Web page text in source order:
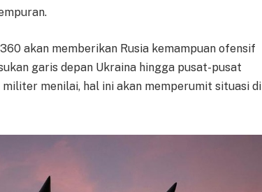
akan memberikan Rusia kemampuan ofensif
garis depan Ukraina hingga pusat-pusat
menilai, hal ini akan memperumit situasi di